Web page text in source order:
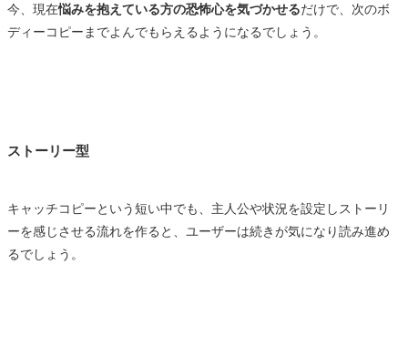
今、現在悩みを抱えている方の恐怖心を気づかせるだけで、次のボ
ディーコピーまでよんでもらえるようになるでしょう。
ストーリー型
キャッチコピーという短い中でも、主人公や状況を設定しストーリ
ーを感じさせる流れを作ると、ユーザーは続きが気になり読み進め
るでしょう。